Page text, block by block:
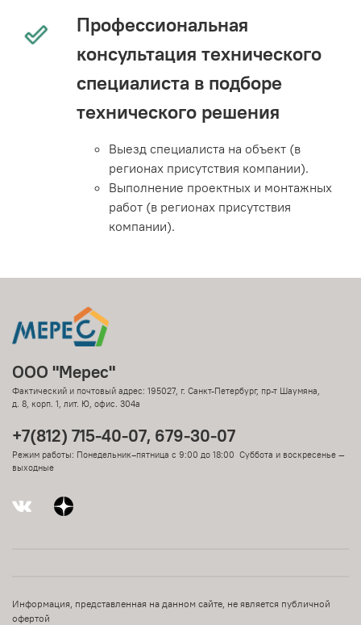
Профессиональная
консультация технического
специалиста в подборе
технического решения
Выезд специалиста на объект (в
регионах присутствия компании).
Выполнение проектных и монтажных
работ (в регионах присутствия
компании).
ООО "Мерес"
Фактический и почтовый адрес: 195027, г. Санкт-Петербург, пр-т Шаумяна,
д. 8, корп. 1, лит. Ю, офис. 304а
+7(812) 715-40-07, 679-30-07
Режим работы: Понедельник–пятница с 9:00 до 18:00 Суббота и воскресенье —
выходные
Информация, представленная на данном сайте, не является публичной
офертой